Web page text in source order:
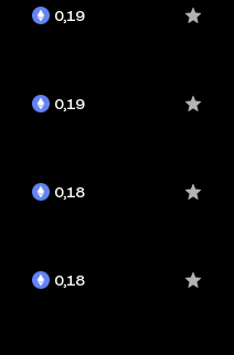
0,19
0,19
0,18
0,18